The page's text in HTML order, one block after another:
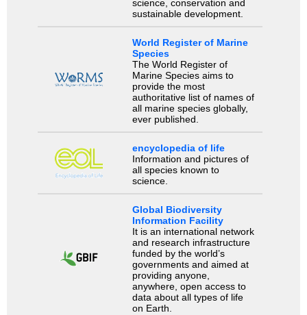
science, conservation and
sustainable development.
World Register of Marine
Species
The World Register of
Marine Species aims to
provide the most
authoritative list of names of
all marine species globally,
ever published.
encyclopedia of life
Information and pictures of
all species known to
science.
Global Biodiversity
Information Facility
It is an international network
and research infrastructure
funded by the world’s
governments and aimed at
providing anyone,
anywhere, open access to
data about all types of life
on Earth.